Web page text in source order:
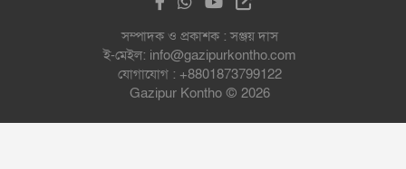
সম্পাদক ও প্রকাশক : সঞ্জয় দাস
ই-মেইল: info@gazipurkontho.com
যোগাযোগ : +8801873799122
Gazipur Kontho © 2026